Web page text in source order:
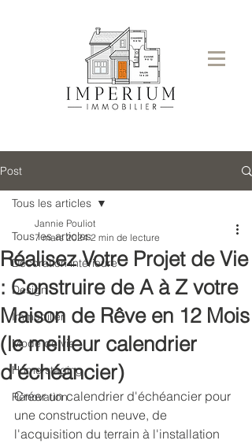
Post
Tous les articles
Décoration intérieure
Design
Immobilier
Mode de vie
Home staging
Rénovation
Tous les articles
Réalisez Votre Projet de Vie
: Construire de A à Z votre
Maison de Rêve en 12 Mois
(le meilleur calendrier
d'échéancier)
Jannie Pouliot
7 mars 2024 2 min de lecture
Créer un calendrier d'échéancier pour
une construction neuve, de
l'acquisition du terrain à l'installation